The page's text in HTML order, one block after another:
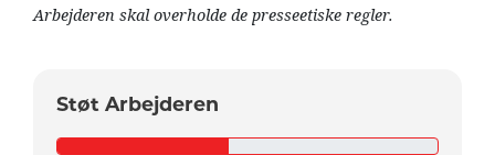
Arbejderen skal overholde de presseetiske regler.
Støt Arbejderen